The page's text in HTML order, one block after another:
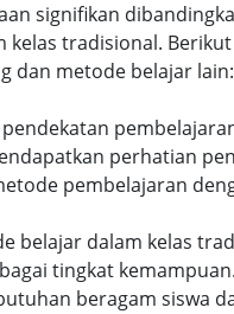
signifikan
tradisional.
dan metode belajar lain:
perhatian
pembelajaran
belajar dalam kelas
tingkat
beragam siswa